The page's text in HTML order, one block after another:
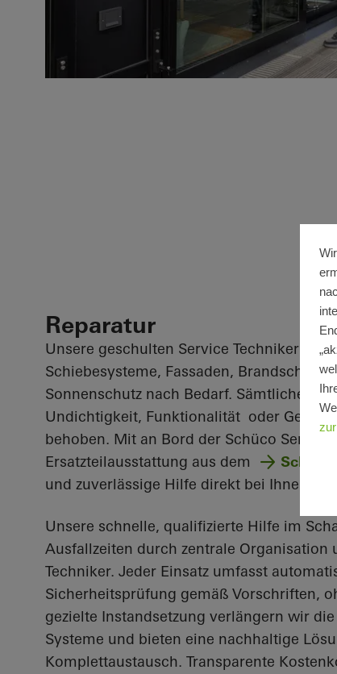
Reparatur
Unsere geschulten Service Techniker
Schiebesysteme, Fassaden,
Sonnenschutz nach Bedarf. Sämtliche
Undichtigkeit, Funktionalität oder Gefahr
behoben. Mit an Bord der Schüco Service
Ersatzteilausstattung aus dem
und zuverlässige Hilfe direkt bei Ihnen vor
Unsere schnelle, qualifizierte Hilfe im
Ausfallzeiten durch zentrale Organisation
Techniker. Jeder Einsatz umfasst
Sicherheitsprüfung gemäß Vorschriften,
gezielte Instandsetzung verlängern wir
Systeme und bieten eine nachhaltige
Komplettaustausch. Transparente